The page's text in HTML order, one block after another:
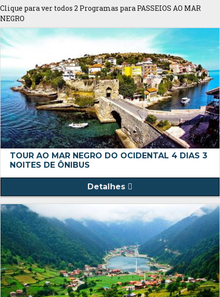
Clique para ver todos 2 Programas para PASSEIOS AO MAR
NEGRO
TOUR AO MAR NEGRO DO OCIDENTAL 4 DIAS 3
NOITES DE ÔNIBUS
Detalhes